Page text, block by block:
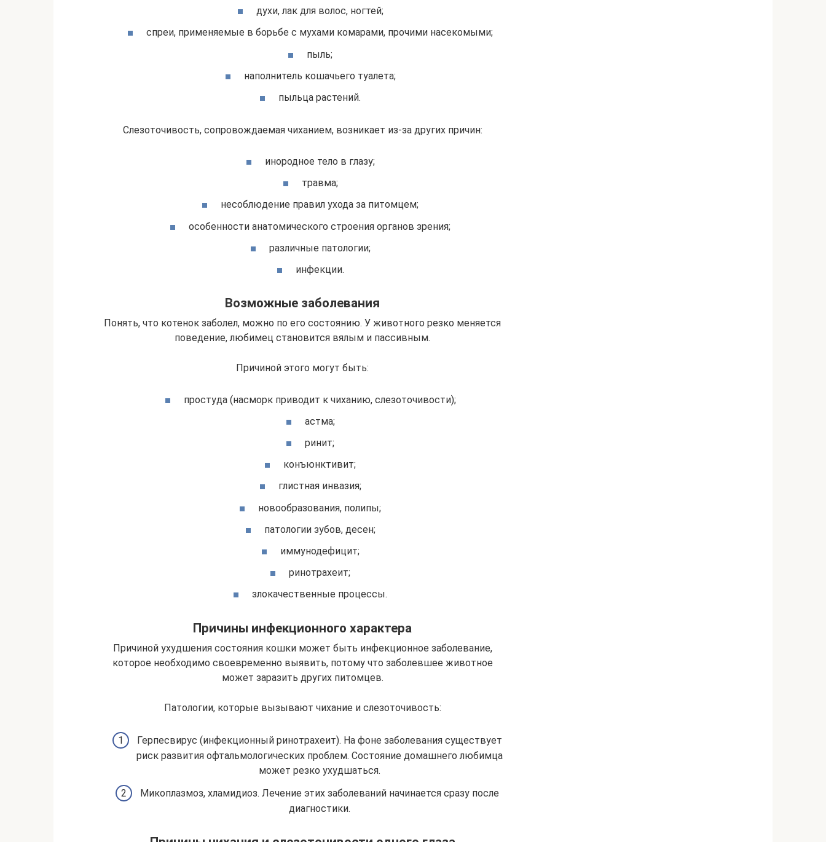
духи, лак для волос, ногтей;
спреи, применяемые в борьбе с мухами комарами, прочими насекомыми;
пыль;
наполнитель кошачьего туалета;
пыльца растений.
Слезоточивость, сопровождаемая чиханием, возникает из-за других причин:
инородное тело в глазу;
травма;
несоблюдение правил ухода за питомцем;
особенности анатомического строения органов зрения;
различные патологии;
инфекции.
Возможные заболевания
Понять, что котенок заболел, можно по его состоянию. У животного резко меняется
поведение, любимец становится вялым и пассивным.
Причиной этого могут быть:
простуда (насморк приводит к чиханию, слезоточивости);
астма;
ринит;
конъюнктивит;
глистная инвазия;
новообразования, полипы;
патологии зубов, десен;
иммунодефицит;
ринотрахеит;
злокачественные процессы.
Причины инфекционного характера
Причиной ухудшения состояния кошки может быть инфекционное заболевание,
которое необходимо своевременно выявить, потому что заболевшее животное
может заразить других питомцев.
Патологии, которые вызывают чихание и слезоточивость:
Герпесвирус (инфекционный ринотрахеит). На фоне заболевания существует
риск развития офтальмологических проблем. Состояние домашнего любимца
может резко ухудшаться.
Микоплазмоз, хламидиоз. Лечение этих заболеваний начинается сразу после
диагностики.